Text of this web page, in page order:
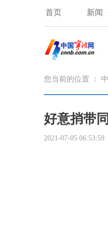
首页 新闻
您当前的位置 ：
好意捎带
2021-07-05 06:53:59